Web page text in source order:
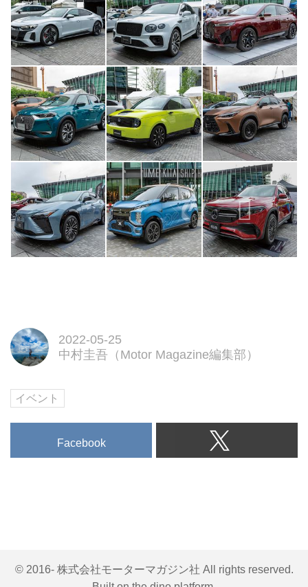
2022-05-25
中村圭吾（Motor Magazine編集部）
イベント
Facebook
© 2016- 株式会社モーターマガジン社 All rights reserved.